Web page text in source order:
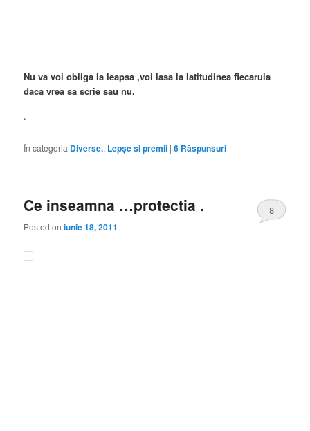
Nu va voi obliga la leapsa ,voi lasa la latitudinea fiecaruia
daca vrea sa scrie sau nu.
“
În categoria Diverse., Lepşe si premii |6 Răspunsuri
Ce inseamna …protectia .
Posted oniunie 18, 2011
8